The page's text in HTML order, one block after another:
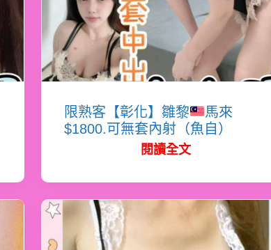
限熟客【彰化】雛黎
馬來
$1800.可無套內射（魚自）
閱讀全文